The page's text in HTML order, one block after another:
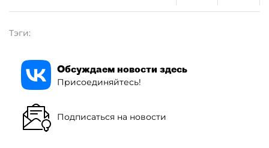
Тэги:
Обсуждаем новости здесь
Присоединяйтесь!
Подписаться на новости